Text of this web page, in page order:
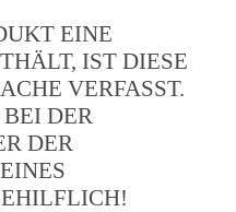
EINE
IST DIESE
VERFASST.
DER
DER